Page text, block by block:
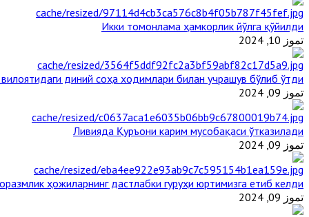
Икки томонлама ҳамкорлик йўлга қўйилди
تموز 10, 2024
диний соҳа ходимлари билан учрашув бўлиб ўтди
تموز 09, 2024
Ливияда Қуръони карим мусобақаси ўтказилади
تموز 09, 2024
ҳожиларнинг дастлабки гуруҳи юртимизга етиб келди
تموز 09, 2024